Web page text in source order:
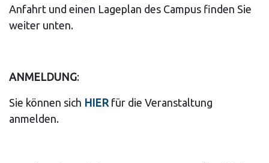
Anfahrt und einen Lageplan des Campus finden Sie
weiter unten.
ANMELDUNG:
Sie können sich HIER für die Veranstaltung
anmelden.